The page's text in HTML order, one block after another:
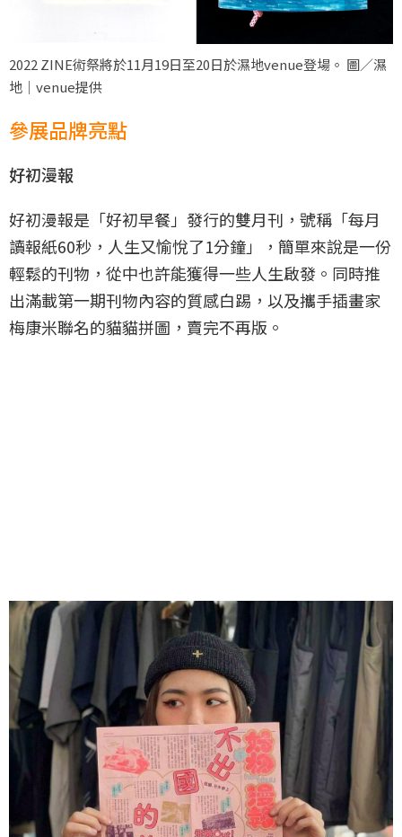
2022 ZINE術祭將於11月19日至20日於濕地venue登場。 圖／濕
地｜venue提供
參展品牌亮點
好初漫報
好初漫報是「好初早餐」發行的雙月刊，號稱「每月
讀報紙60秒，人生又愉悅了1分鐘」，簡單來說是一份
輕鬆的刊物，從中也許能獲得一些人生啟發。同時推
出滿載第一期刊物內容的質感白踢，以及攜手插畫家
梅康米聯名的貓貓拼圖，賣完不再版。